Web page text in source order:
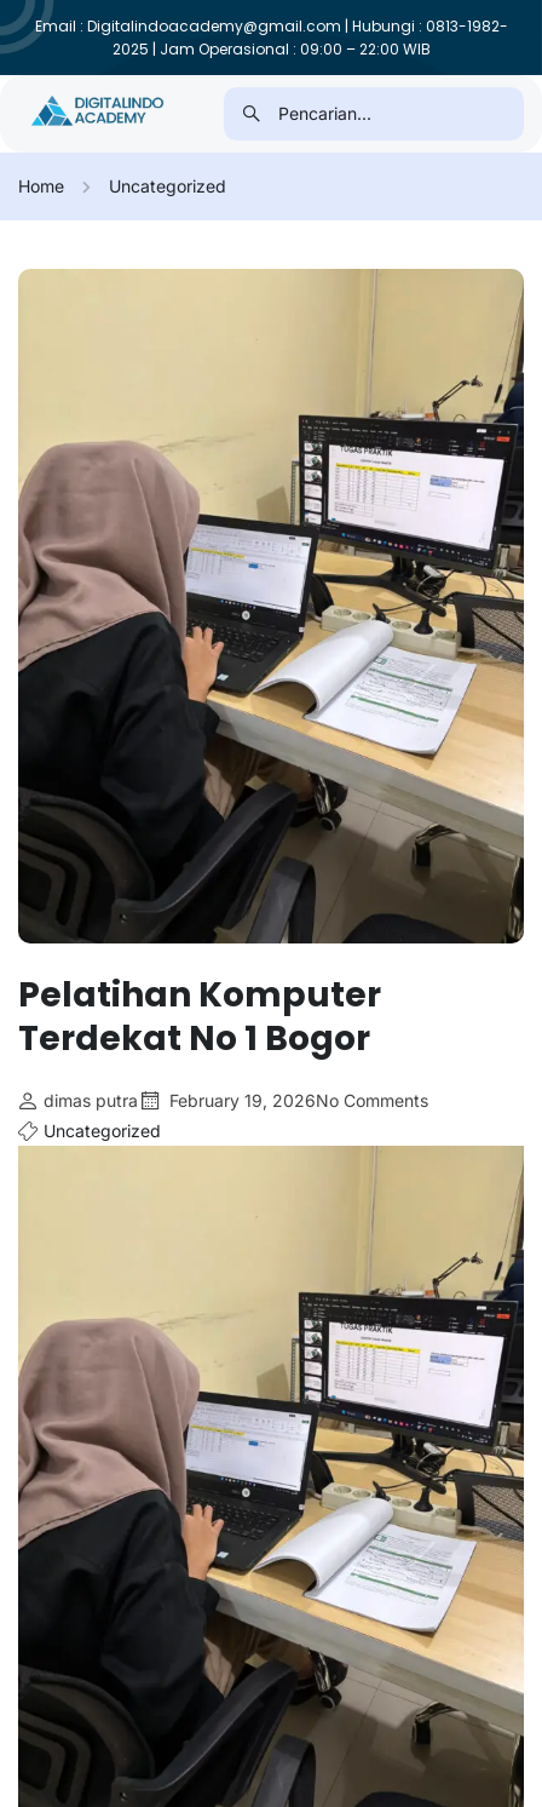
Email : Digitalindoacademy@gmail.com | Hubungi : 0813-1982-
2025 | Jam Operasional : 09:00 – 22:00 WIB
Home Uncategorized
Pelatihan Komputer
Terdekat No 1 Bogor
dimas putra February 19, 2026No Comments
Uncategorized